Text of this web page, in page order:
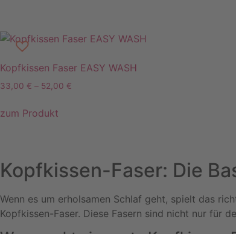
Kopfkissen Faser EASY WASH
33,00 € – 52,00 €
zum Produkt
auf.
Optionen
können
Kopfkissen-Faser: Die
Wenn es um erholsamen Schlaf geht, spielt das
Kopfkissen-Faser. Diese Fasern sind nicht nur für